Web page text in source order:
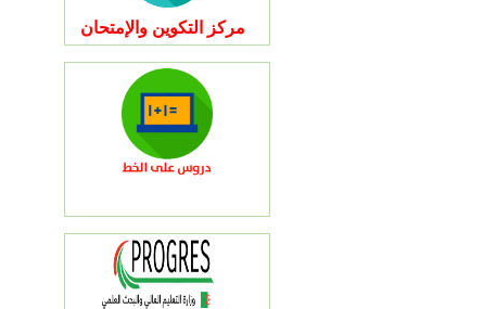
مركز التكوين والإمتحان